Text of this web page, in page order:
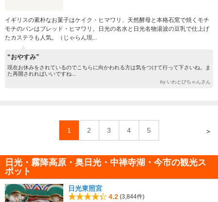
イギリスの素朴なお菓子はケイク・ヒマワリ、天然酵母と本格石窯で焼くモチ
モチのパンはブレッド・ヒマワリ。日光の名水と日光名物湯波の豆乳で仕上げ
たカステラも人気。（じゃらん現...
“おやすみ”
現在お休みをされているのでこちらに向かわれる方は気をつけて行って下さいね。ま
た再開されればいいですね...
by いわとびちゃんさん
1 2 3 4 5 ＞
日光・霧降高原・奥日光・中禅寺湖・今市の観光ス
ポット
日光東照宮
4.2 (3,844件)